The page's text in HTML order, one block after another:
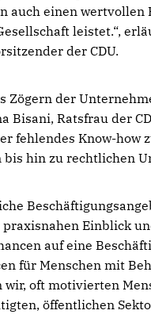
auch einen wertvollen
leistet.“,
der CDU.
Zögern der
Bisani, Ratsfrau der
fehlendes Know-how
hin zu rechtlichen
Einblick
auf eine
für Menschen mit
oft motivierten
öffentlichen